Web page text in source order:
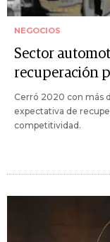
NEGOCIOS
Sector
recuperación
Cerró 2020 con más
expectativa de
competitividad.